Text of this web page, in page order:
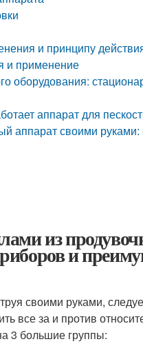
и принципу
и применение
оборудования:
аппарат для
аппарат своими руками:
из
и
своими руками,
все за и против
3 большие группы: